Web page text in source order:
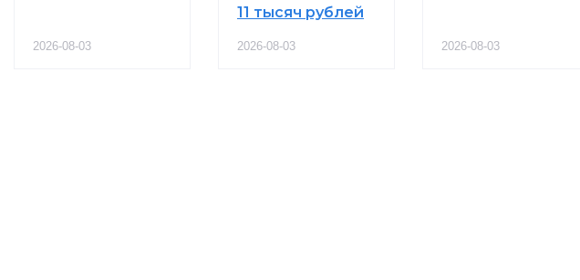
2026-08-03
11 тысяч рублей
2026-08-03 2026-08-03